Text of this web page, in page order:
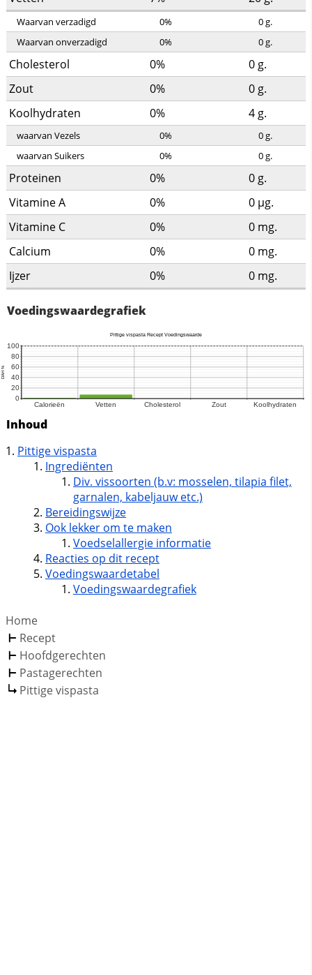
Waarvan verzadigd 0% 0g.
Waarvan onverzadigd
0% 0g.
Cholesterol 0% 0 g.
Zout
0% 0 g.
Koolhydraten
0% 4 g.
waarvan Vezels 0% 0g.
waarvan Suikers
0% 0g.
Proteinen 0% 0 g.
Vitamine A
0% 0 µg.
Vitamine C
0% 0 mg.
Calcium
0% 0 mg.
Ijzer
0% 0 mg.
Voedingswaardegrafiek
Inhoud
Pittige vispasta
Ingrediënten
Div. vissoorten (b.v: mosselen, tilapia filet,
garnalen, kabeljauw etc.)
Bereidingswijze
Ook lekker om te maken
Voedselallergie informatie
Reacties op dit recept
Voedingswaardetabel
Voedingswaardegrafiek
Home
Recept
Hoofdgerechten
Pastagerechten
Pittige vispasta